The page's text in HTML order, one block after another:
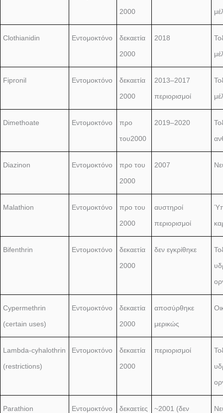
2000
Clothianidin Εντομοκτόνο
δεκαετία
2000
2018
Fipronil Εντομοκτόνο
δεκαετία
2000
2013–2017
περιορισμοί
Dimethoate Εντομοκτόνο
προ
του2000
2019–2020
Diazinon Εντομοκτόνο
προ του
2000
2007
Malathion Εντομοκτόνο
προ του
2000
αυστηροί
περιορισμοί
Bifenthrin Εντομοκτόνο
δεκαετία
2000
δεν εγκρίθηκε
Cypermethrin
(certain uses)
Εντομοκτόνο
δεκαετία
2000
αποσύρθηκε
μερικώς
Lambda-cyhalothrin
(restrictions)
Εντομοκτόνο
δεκαετία
2000
περιορισμοί
Parathion Εντομοκτόνο
δεκαετίες
~2001 (δεν